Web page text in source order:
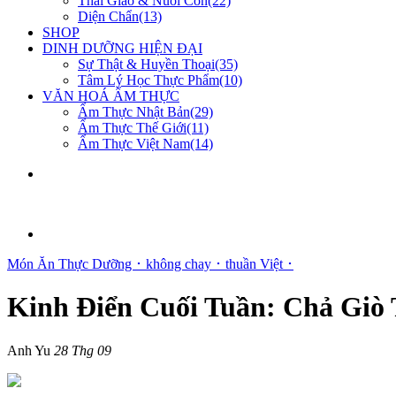
Diện Chẩn(13)
SHOP
DINH DƯỠNG HIỆN ĐẠI
Sự Thật & Huyền Thoại(35)
Tâm Lý Học Thực Phẩm(10)
VĂN HOÁ ẨM THỰC
Ẩm Thực Nhật Bản(29)
Ẩm Thực Thế Giới(11)
Ẩm Thực Việt Nam(14)
Món Ăn Thực Dưỡng ･ không chay ･ thuần Việt ･
Kinh Điển Cuối Tuần: Chả Giò
Anh Yu 28 Thg 09